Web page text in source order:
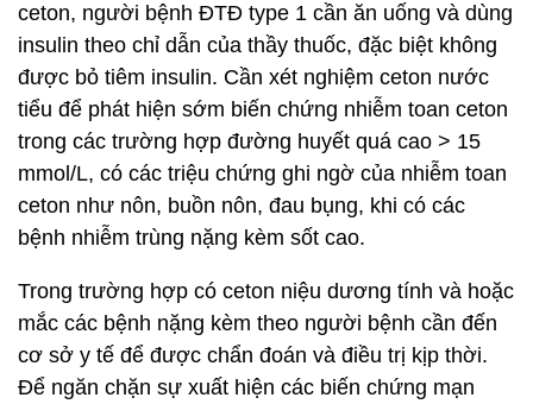
ceton, người bệnh ĐTĐ type 1 cần ăn uống và dùng
insulin theo chỉ dẫn của thầy thuốc, đặc biệt không
được bỏ tiêm insulin. Cần xét nghiệm ceton nước
tiểu để phát hiện sớm biến chứng nhiễm toan ceton
trong các trường hợp đường huyết quá cao > 15
mmol/L, có các triệu chứng ghi ngờ của nhiễm toan
ceton như nôn, buồn nôn, đau bụng, khi có các
bệnh nhiễm trùng nặng kèm sốt cao.
Trong trường hợp có ceton niệu dương tính và hoặc
mắc các bệnh nặng kèm theo người bệnh cần đến
cơ sở y tế để được chẩn đoán và điều trị kịp thời.
Để ngăn chặn sự xuất hiện các biến chứng mạn